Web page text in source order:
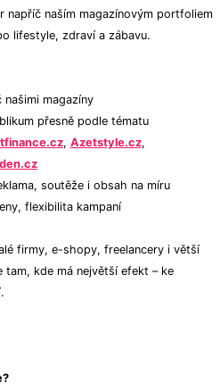
napříč naším magazínovým portfoliem
lifestyle, zdraví a zábavu.
magazíny
přesně podle tématu
, Azetstyle.cz,
soutěže i obsah na míru
flexibilita kampaní
firmy, e-shopy, freelancery i větší
tam, kde má největší efekt – ke